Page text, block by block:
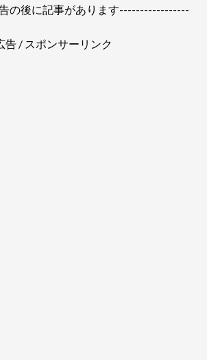
の後に記事があります-----------------
告 / スポンサーリンク